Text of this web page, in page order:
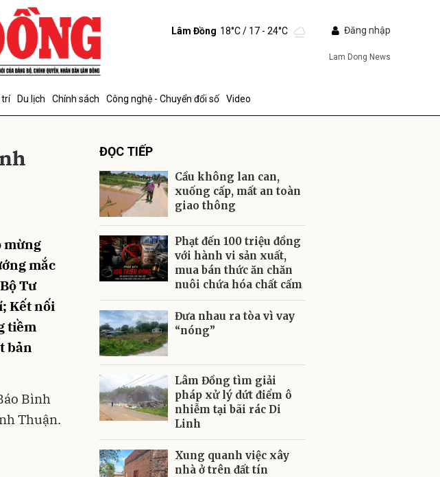
Lâm Đồng 18°C/ 17 - 24°C Đăng nhập
Lam Dong News
trí Du lịch Chính sách Công nghệ - Chuyển đổi số Video
mừng
mắc
Tư
Kết nối
tiềm
bản
Bình
Thuận.
ĐỌC TIẾP
Cầu không lan can,
xuống cấp, mất an toàn
giao thông
Phạt đến 100 triệu đồng
với hành vi sản xuất,
mua bán thức ăn chăn
nuôi chứa hóa chất cấm
Đưa nhau ra tòa vì vay
“nóng”
Lâm Đồng tìm giải
pháp xử lý dứt điểm ô
nhiễm tại bãi rác Di
Linh
Xung quanh việc xây
nhà ở trên đất tín
Gửi